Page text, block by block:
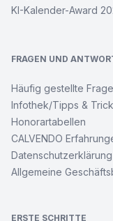
KI-Kalender-Award
FRAGEN UND
Häufig gestellte
Infothek/Tipps &
Honorartabellen
CALVENDO
Datenschutzerklärung
Allgemeine
ERSTE SCHRITTE